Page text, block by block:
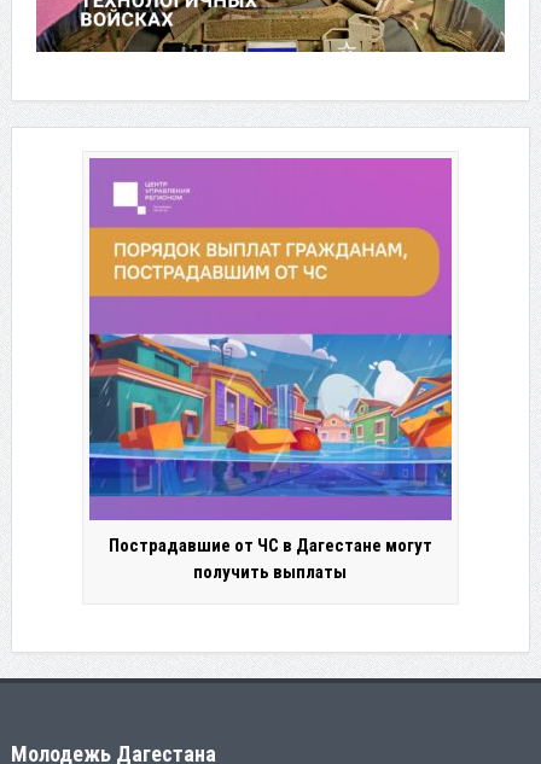
Пострадавшие от ЧС в Дагестане могут
получить выплаты
Молодежь Дагестана